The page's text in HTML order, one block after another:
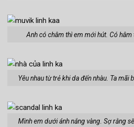
Anh có châm thì em mới hút. Có
Yêu nhau từ trẻ khi da đến nhàu. Ta mãi
Mình em dưới ánh nắng vàng. Sợ rằng